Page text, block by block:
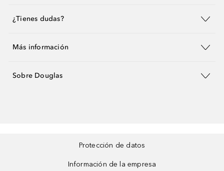
¿Tienes dudas?
Más información
Sobre Douglas
Protección de datos
Información de la empresa